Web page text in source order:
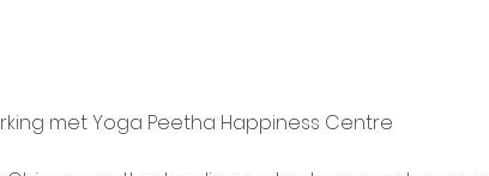
met Yoga Peetha Happiness Centre